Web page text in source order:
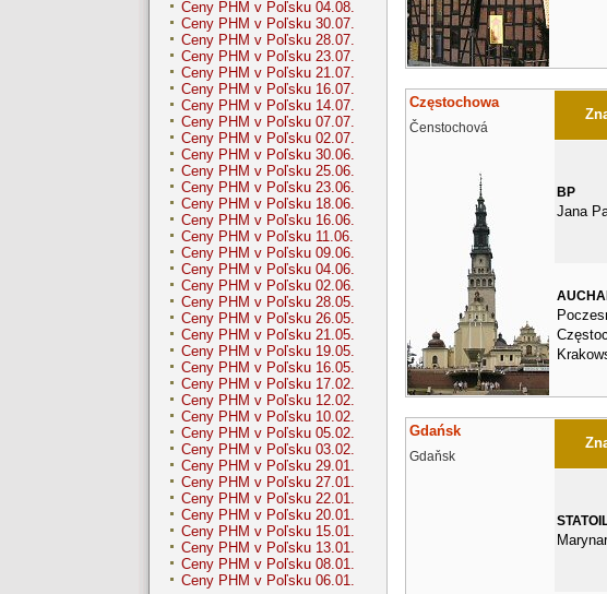
Ceny PHM v Poľsku 04.08.
Ceny PHM v Poľsku 30.07.
Ceny PHM v Poľsku 28.07.
Ceny PHM v Poľsku 23.07.
Ceny PHM v Poľsku 21.07.
Ceny PHM v Poľsku 16.07.
Ceny PHM v Poľsku 14.07.
Ceny PHM v Poľsku 07.07.
Ceny PHM v Poľsku 02.07.
Ceny PHM v Poľsku 30.06.
Ceny PHM v Poľsku 25.06.
Ceny PHM v Poľsku 23.06.
Ceny PHM v Poľsku 18.06.
Ceny PHM v Poľsku 16.06.
Ceny PHM v Poľsku 11.06.
Ceny PHM v Poľsku 09.06.
Ceny PHM v Poľsku 04.06.
Ceny PHM v Poľsku 02.06.
Ceny PHM v Poľsku 28.05.
Ceny PHM v Poľsku 26.05.
Ceny PHM v Poľsku 21.05.
Ceny PHM v Poľsku 19.05.
Ceny PHM v Poľsku 16.05.
Ceny PHM v Poľsku 17.02.
Ceny PHM v Poľsku 12.02.
Ceny PHM v Poľsku 10.02.
Ceny PHM v Poľsku 05.02.
Ceny PHM v Poľsku 03.02.
Ceny PHM v Poľsku 29.01.
Ceny PHM v Poľsku 27.01.
Ceny PHM v Poľsku 22.01.
Ceny PHM v Poľsku 20.01.
Ceny PHM v Poľsku 15.01.
Ceny PHM v Poľsku 13.01.
Ceny PHM v Poľsku 08.01.
Ceny PHM v Poľsku 06.01.
Częstochowa
Čenstochová
BP
Jana
Gdańsk
Gdaňsk